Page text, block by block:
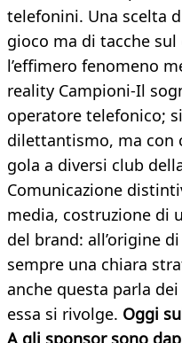
telefonini. Una scelta
gioco ma di tacche
l’effimero fenomeno
reality Campioni-Il
operatore telefonico;
dilettantismo, ma con
gola a diversi club
Comunicazione
media, costruzione di
del brand: all’origine
sempre una chiara
anche questa parla
essa si rivolge. Oggi
A gli sponsor sono